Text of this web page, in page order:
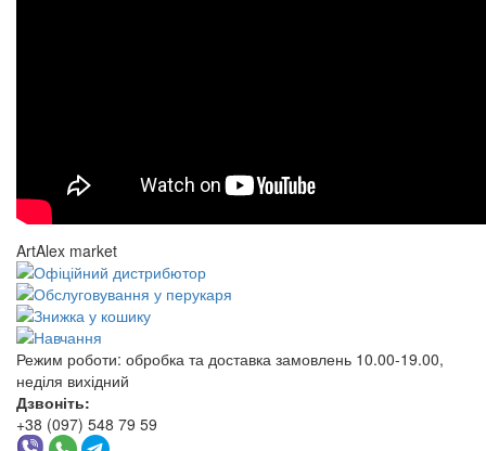
ArtAlex market
Режим роботи: обробка та доставка замовлень 10.00-19.00,
неділя вихідний
Дзвоніть:
+38 (097) 548 79 59